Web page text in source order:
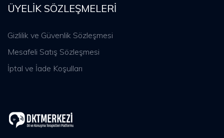
ÜYELIK SÖZLEŞMELERI
Gizlilik ve Güvenlik Sözleşmesi
Mesafeli Satış Sözleşmesi
İptal ve İade Koşulları